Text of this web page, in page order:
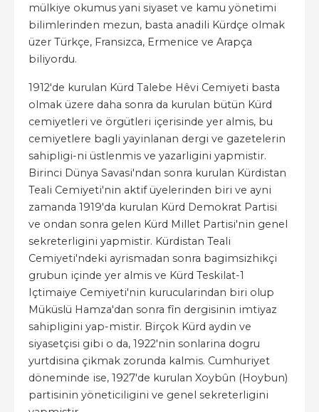
mülkiye okumus yani siyaset ve kamu yönetimi
bilimlerinden mezun, basta anadili Kürdçe olmak
üzer Türkçe, Fransizca, Ermenice ve Arapça
biliyordu.
1912'de kurulan Kürd Talebe Hêvi Cemiyeti basta
olmak üzere daha sonra da kurulan bütün Kürd
cemiyetleri ve örgütleri içerisinde yer almis, bu
cemiyetlere bagli yayinlanan dergi ve gazetelerin
sahipligi-ni üstlenmis ve yazarligini yapmistir.
Birinci Dünya Savasi'ndan sonra kurulan Kürdistan
Teali Cemiyeti'nin aktif üyelerinden biri ve ayni
zamanda 1919'da kurulan Kürd Demokrat Partisi
ve ondan sonra gelen Kürd Millet Partisi'nin genel
sekreterligini yapmistir. Kürdistan Teali
Cemiyeti'ndeki ayrismadan sonra bagimsizhikçi
grubun içinde yer almis ve Kürd Teskilat-1
Içtimaiye Cemiyeti'nin kurucularindan biri olup
Müküslü Hamza'dan sonra fîn dergisinin imtiyaz
sahipligini yap-mistir. Birçok Kürd aydin ve
siyasetçisi gibi o da, 1922'nin sonlarina dogru
yurtdisina çikmak zorunda kalmis. Cumhuriyet
döneminde ise, 1927'de kurulan Xoybûn (Hoybun)
partisinin yöneticiligini ve genel sekreterligini